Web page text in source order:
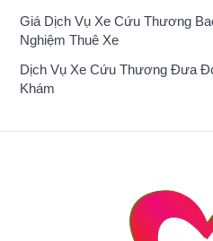
Giá Dịch Vụ Xe Cứu Thương
Nghiệm Thuê Xe
Dịch Vụ Xe Cứu Thương Đưa
Khám